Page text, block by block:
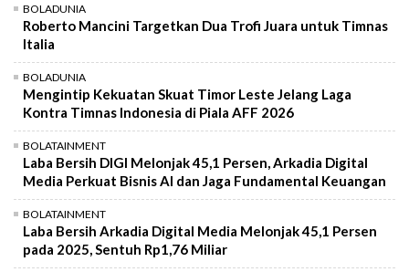
BOLADUNIA
Roberto Mancini Targetkan Dua Trofi Juara untuk Timnas
Italia
BOLADUNIA
Mengintip Kekuatan Skuat Timor Leste Jelang Laga
Kontra Timnas Indonesia di Piala AFF 2026
BOLATAINMENT
Laba Bersih DIGI Melonjak 45,1 Persen, Arkadia Digital
Media Perkuat Bisnis AI dan Jaga Fundamental Keuangan
BOLATAINMENT
Laba Bersih Arkadia Digital Media Melonjak 45,1 Persen
pada 2025, Sentuh Rp1,76 Miliar